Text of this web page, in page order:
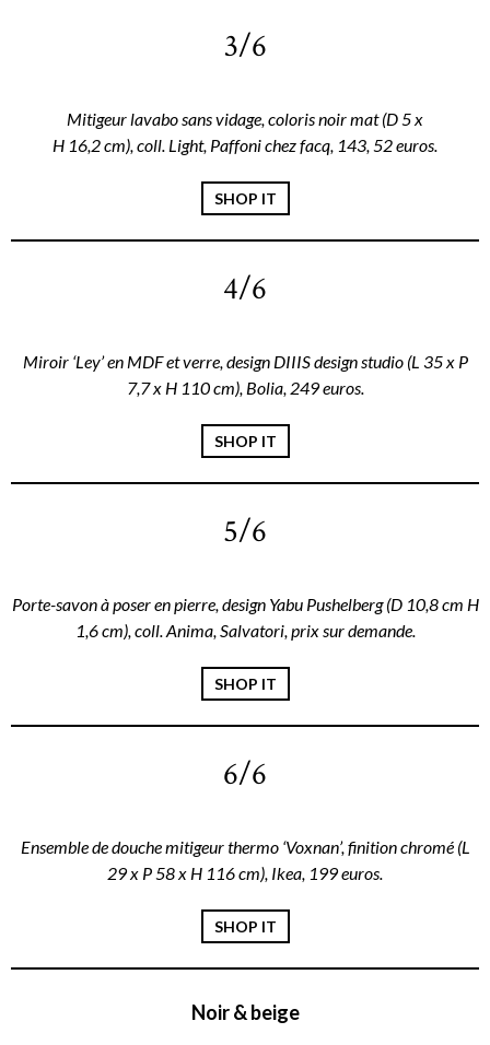
3/6
Mitigeur lavabo sans vidage, coloris noir mat (D 5 x
H 16,2 cm), coll. Light, Paffoni chez facq, 143, 52 euros.
SHOP IT
4/6
Miroir ‘Ley’ en MDF et verre, design DIIIS design studio (L 35 x P
7,7 x H 110 cm), Bolia, 249 euros.
SHOP IT
5/6
Porte-savon à poser en pierre, design Yabu Pushelberg (D 10,8 cm H
1,6 cm), coll. Anima, Salvatori, prix sur demande.
SHOP IT
6/6
Ensemble de douche mitigeur thermo ‘Voxnan’, finition chromé (L
29 x P 58 x H 116 cm), Ikea, 199 euros.
SHOP IT
Noir & beige